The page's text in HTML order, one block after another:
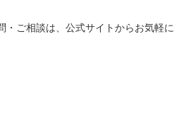
ご相談は、公式サイトからお気軽に